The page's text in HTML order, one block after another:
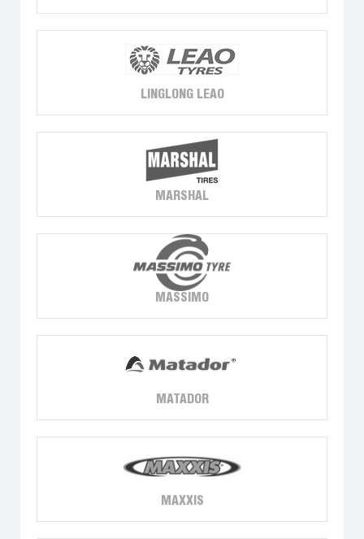
LINGLONG LEAO
MARSHAL
MASSIMO
MATADOR
MAXXIS